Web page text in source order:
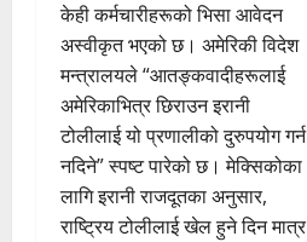
केही कर्मचारीहरूको भिसा आवेदन
अस्वीकृत भएको छ। अमेरिकी विदेश
मन्त्रालयले “आतङ्कवादीहरूलाई
अमेरिकाभित्र छिराउन इरानी
टोलीलाई यो प्रणालीको दुरुपयोग गर्न
नदिने” स्पष्ट पारेको छ। मेक्सिकोका
लागि इरानी राजदूतका अनुसार,
राष्ट्रिय टोलीलाई खेल हुने दिन मात्र